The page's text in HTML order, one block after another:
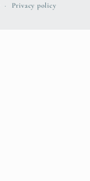
Privacy policy